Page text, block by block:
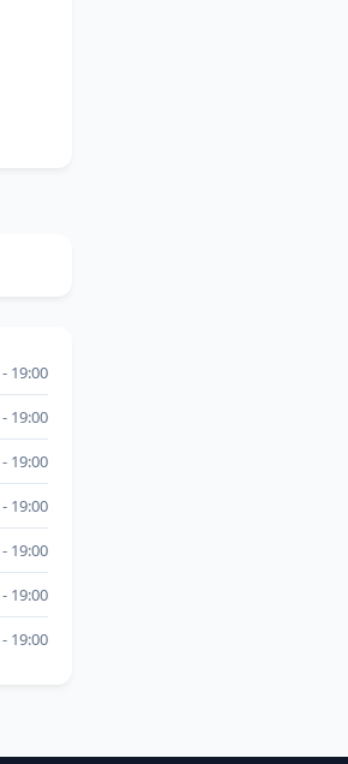
19:00
19:00
19:00
19:00
19:00
19:00
19:00